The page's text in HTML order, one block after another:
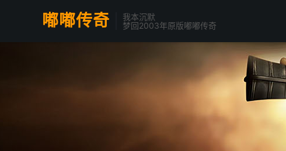
嘟嘟传奇
我本沉默
梦回2003年原版嘟嘟传奇